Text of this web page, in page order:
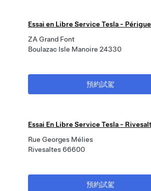
Essai en Libre Service Tesla -
ZA Grand Font
Boulazac Isle Manoire 24330
預約試駕
Essai En Libre Service Tesla -
Rue Georges Mélies
Rivesaltes 66600
預約試駕